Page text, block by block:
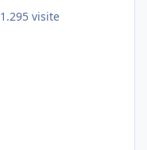
vasca con 200
1.295 visite